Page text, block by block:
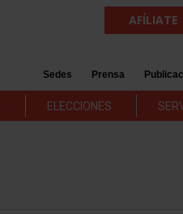
AFÍLIATE
Sedes Prensa
ELECCIONES